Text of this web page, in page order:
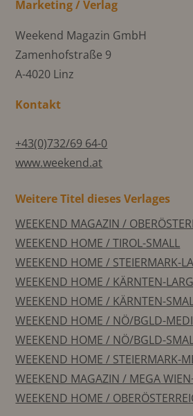
Marketing / Verlag
Weekend Magazin GmbH
Zamenhofstraße 9
A-4020 Linz
Kontakt
+43(0)732/69 64-0
www.weekend.at
Weitere Titel dieses Verlages
WEEKEND MAGAZIN /
WEEKEND HOME / TIROL-SMALL
WEEKEND HOME / STEIERMARK-
WEEKEND HOME / KÄRNTEN-
WEEKEND HOME / KÄRNTEN-
WEEKEND HOME / NÖ/BGLD-
WEEKEND HOME / NÖ/BGLD-
WEEKEND HOME / STEIERMARK-
WEEKEND MAGAZIN / MEGA
WEEKEND HOME /